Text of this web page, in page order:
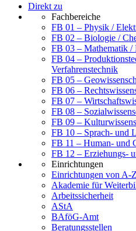
Direkt zu
Fachbereiche
FB 01 – Physik /
FB 02 – Biologie /
FB 03 – Mathematik /
FB 04 –
Verfahrenstechnik
FB 05 –
FB 06 –
FB 07 –
FB 08 –
FB 09 –
FB 10 – Sprach- und
FB 11 – Human- und
FB 12 – Erziehungs-
Einrichtungen
Einrichtungen von A-Z
Akademie für
Arbeitssicherheit
AStA
BAföG-Amt
Beratungsstellen